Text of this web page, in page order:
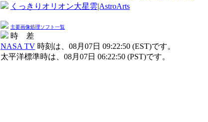
くっきりオリオン大星雲|AstroArts
主要画像処理ソフト一覧
時 差
NASA TV 時刻は、08月07日 09:22:50 (EST)です。
太平洋標準時は、08月07日 06:22:50 (PST)です。